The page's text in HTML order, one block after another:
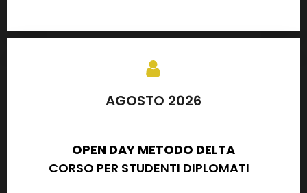
AGOSTO 2026
OPEN DAY METODO DELTA
CORSO PER STUDENTI DIPLOMATI